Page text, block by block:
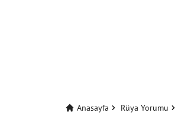
Anasayfa Rüya Yorumu